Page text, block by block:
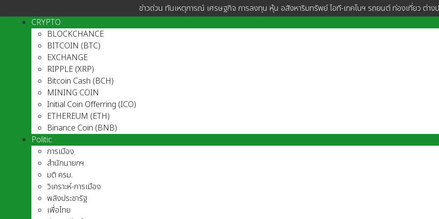
ข่าวด่วน ทันเหตุการณ์ เศรษฐกิจ การลงทุน หุ้น อสังหาริมทรัพย์ ไอที-เทคโนฯ รถยนต์ ท่องเที่ยว ต่างป
CRYPTO
BLOCKCHANCE
BITCOIN (BTC)
EXCHANGE
RIPPLE (XRP)
Bitcoin Cash (BCH)
MINING COIN
Initial Coin Offerring (ICO)
ETHEREUM (ETH)
Binance Coin (BNB)
Politic
การเมือง
สำนักนายกฯ
มติ ครม.
วิเคราะห์-การเมือง
พลังประชารัฐ
เพื่อไทย